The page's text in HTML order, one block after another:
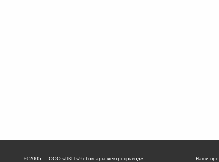
© 2005 — ООО «ПКП «Чебоксарыэлектропривод» Наши